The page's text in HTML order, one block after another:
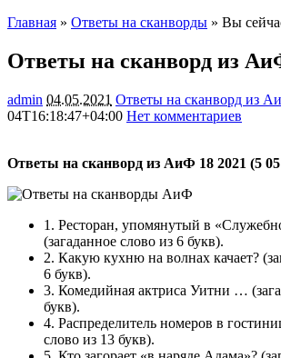
Главная » Ответы на сканворды » Вы
Ответы на сканворд из
admin 04.05.2021 Ответы на сканворд из
04T16:18:47+04:00 Нет комментариев
Ответы на сканворд из АиФ 18 2021 (5 05
1. Ресторан, упомянутый в
(загаданное слово из 6 букв).
2. Какую кухню на волнах качает?
6 букв).
3. Комедийная актриса Уитни …
букв).
4. Распределитель номеров в
слово из 13 букв).